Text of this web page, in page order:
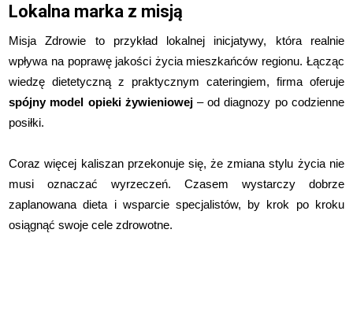
Lokalna marka z misją
Misja Zdrowie to przykład lokalnej inicjatywy, która realnie
wpływa na poprawę jakości życia mieszkańców regionu. Łącząc
wiedzę dietetyczną z praktycznym cateringiem, firma oferuje
spójny model opieki żywieniowej– od diagnozy po codzienne
posiłki.
Coraz więcej kaliszan przekonuje się, że zmiana stylu życia nie
musi oznaczać wyrzeczeń. Czasem wystarczy dobrze
zaplanowana dieta i wsparcie specjalistów, by krok po kroku
osiągnąć swoje cele zdrowotne.